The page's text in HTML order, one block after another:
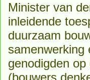
Minister van
inleidende
duurzaam
samenwerking
genodigden
(bouwers